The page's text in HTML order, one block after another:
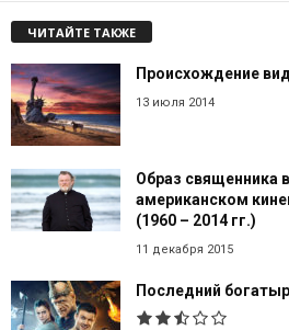
ЧИТАЙТЕ ТАКЖЕ
Происхождение
13 июля 2014
Образ священника
американском
(1960 – 2014 гг.)
11 декабря 2015
Последний